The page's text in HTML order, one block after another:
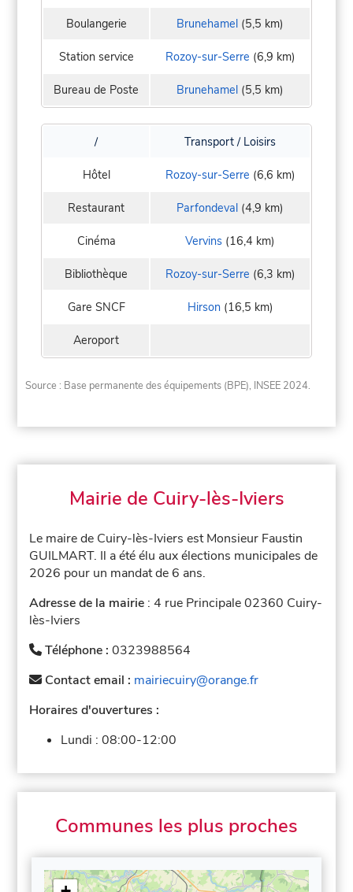
Boulangerie Brunehamel (5,5 km)
Station service Rozoy-sur-Serre (6,9 km)
Bureau de Poste Brunehamel (5,5 km)
/ Transport / Loisirs
Hôtel Rozoy-sur-Serre (6,6 km)
Restaurant Parfondeval (4,9 km)
Cinéma Vervins (16,4 km)
Bibliothèque Rozoy-sur-Serre (6,3 km)
Gare SNCF Hirson(16,5 km)
Aeroport
Source : Base permanente des équipements (BPE), INSEE 2024.
Mairie de Cuiry-lès-Iviers
Le maire de Cuiry-lès-Iviers est Monsieur Faustin
GUILMART. Il a été élu aux élections municipales de
2026 pour un mandat de 6 ans.
Adresse de la mairie : 4 rue Principale 02360 Cuiry-
lès-Iviers
Téléphone :0323988564
Contact email : mairiecuiry@orange.fr
Horaires d'ouvertures :
Lundi :08:00-12:00
Communes les plus proches